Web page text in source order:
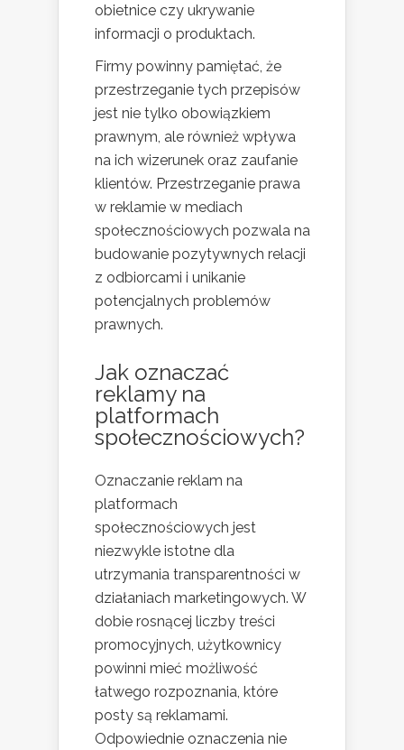
obietnice czy ukrywanie
informacji o produktach.
Firmy powinny pamiętać, że
przestrzeganie tych przepisów
jest nie tylko obowiązkiem
prawnym, ale również wpływa
na ich wizerunek oraz zaufanie
klientów. Przestrzeganie prawa
w reklamie w mediach
społecznościowych pozwala na
budowanie pozytywnych relacji
z odbiorcami i unikanie
potencjalnych problemów
prawnych.
Jak oznaczać
reklamy na
platformach
społecznościowych?
Oznaczanie reklam na
platformach
społecznościowych jest
niezwykle istotne dla
utrzymania transparentności w
działaniach marketingowych. W
dobie rosnącej liczby treści
promocyjnych, użytkownicy
powinni mieć możliwość
łatwego rozpoznania, które
posty są reklamami.
Odpowiednie oznaczenia nie